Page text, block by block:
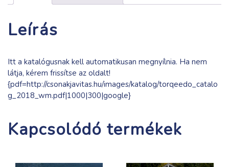
Leírás
Itt a katalógusnak kell automatikusan megnyílnia. Ha nem
látja, kérem frissítse az oldalt!
{pdf=http://csonakjavitas.hu/images/katalog/torqeedo_catalo
g_2018_wm.pdf|1000|300|google}
Kapcsolódó termékek